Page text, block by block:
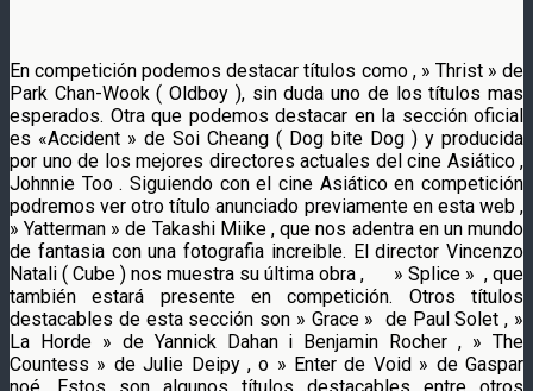
En competición podemos destacar títulos como , » Thrist » de
Park Chan-Wook ( Oldboy ), sin duda uno de los títulos mas
esperados. Otra que podemos destacar en la sección oficial
es «Accident » de Soi Cheang ( Dog bite Dog ) y producida
por uno de los mejores directores actuales del cine Asiático ,
Johnnie Too . Siguiendo con el cine Asiático en competición
podremos ver otro título anunciado previamente en esta web ,
» Yatterman » de Takashi Miike , que nos adentra en un mundo
de fantasia con una fotografia increible. El director Vincenzo
Natali ( Cube ) nos muestra su última obra , » Splice » , que
también estará presente en competición. Otros títulos
destacables de esta sección son » Grace » de Paul Solet , »
La Horde » de Yannick Dahan i Benjamin Rocher , » The
Countess » de Julie Deipy , o » Enter de Void » de Gaspar